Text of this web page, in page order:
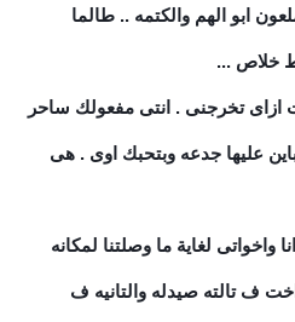
ابو الهم والكتمه .. طالما
خلاص ...
تخرجنى . انتى مفعولك ساحر
عليها جدعه وبتحبك اوى . هى
لغاية ما وصلتنا لمكانه
ف تالته صيدله والتانيه ف